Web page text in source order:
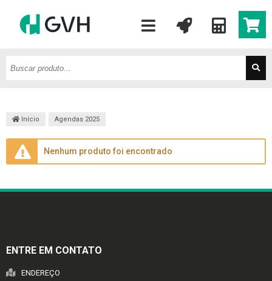
Início Agendas 2025
Nenhum produto foi encontrado
ENTRE EM CONTATO
ENDEREÇO